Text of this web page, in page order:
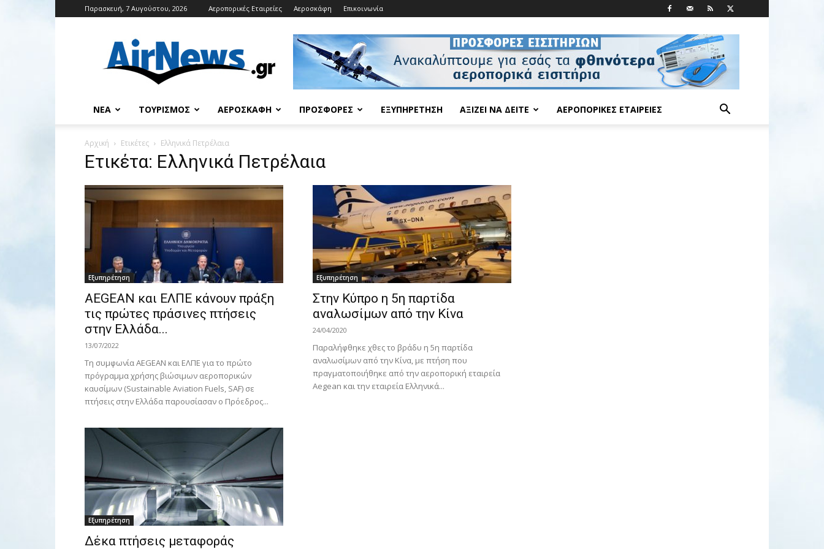
Παρασκευή, 7 Αυγούστου, 2026 Αεροπορικές Εταιρείες Αεροσκάφη Επικοινωνία
ΝΈΑ ΤΟΥΡΙΣΜΌΣ ΑΕΡΟΣΚΆΦΗ ΠΡΟΣΦΟΡΈΣ ΕΞΥΠΗΡΈΤΗΣΗ ΑΞΊΖΕΙ ΝΑ ΔΕΊΤΕ ΑΕΡΟΠΟΡΙΚΈΣ ΕΤΑΙΡΕΊΕΣ
Αρχική Ετικέτες Ελληνικά Πετρέλαια
Ετικέτα: Ελληνικά Πετρέλαια
Εξυπηρέτηση
AEGEAN και ΕΛΠΕ κάνουν πράξη
τις πρώτες πράσινες πτήσεις
στην Ελλάδα...
13/07/2022
Τη συμφωνία AEGEAN και ΕΛΠΕ για το πρώτο
πρόγραμμα χρήσης βιώσιμων αεροπορικών
καυσίμων (Sustainable Aviation Fuels, SAF) σε
πτήσεις στην Ελλάδα παρουσίασαν ο Πρόεδρος...
Εξυπηρέτηση
Στην Κύπρο η 5η παρτίδα
αναλωσίμων από την Κίνα
24/04/2020
Παραλήφθηκε χθες το βράδυ η 5η παρτίδα
αναλωσίμων από την Κίνα, με πτήση που
πραγματοποιήθηκε από την αεροπορική εταιρεία
Aegean και την εταιρεία Ελληνικά...
Εξυπηρέτηση
Δέκα πτήσεις μεταφοράς